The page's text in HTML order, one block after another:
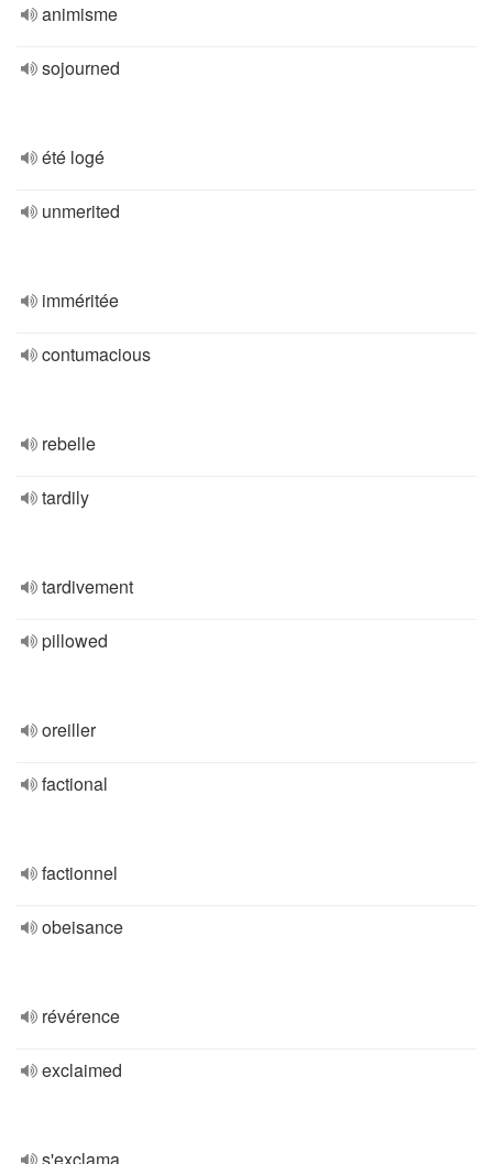
animisme
sojourned
été logé
unmerited
imméritée
contumacious
rebelle
tardily
tardivement
pillowed
oreiller
factional
factionnel
obeisance
révérence
exclaimed